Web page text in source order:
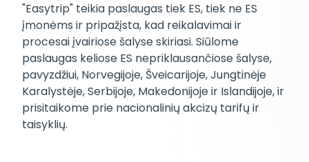
"Easytrip" teikia paslaugas tiek ES, tiek ne ES
įmonėms ir pripažįsta, kad reikalavimai ir
procesai įvairiose šalyse skiriasi. Siūlome
paslaugas keliose ES nepriklausančiose šalyse,
pavyzdžiui, Norvegijoje, Šveicarijoje, Jungtinėje
Karalystėje, Serbijoje, Makedonijoje ir Islandijoje, ir
prisitaikome prie nacionalinių akcizų tarifų ir
taisyklių.